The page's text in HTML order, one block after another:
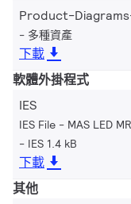
Product-
多種資產
下載
軟體外掛程式
IES
IES File - MAS LED
IES 1.4 kB
下載
其他